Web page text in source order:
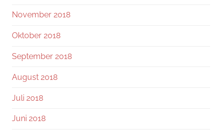
November 2018
Oktober 2018
September 2018
August 2018
Juli 2018
Juni 2018